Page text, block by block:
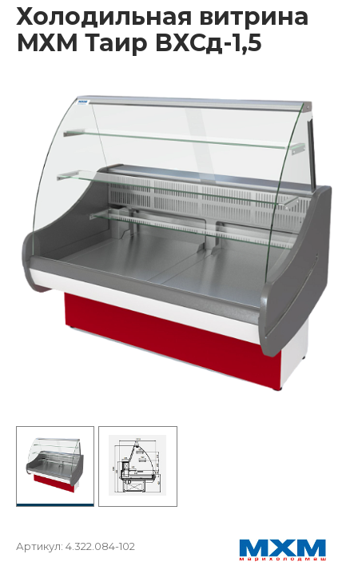
Холодильная витрина
МХМ Таир ВХСд-1,5
Артикул: 4.322.084-102